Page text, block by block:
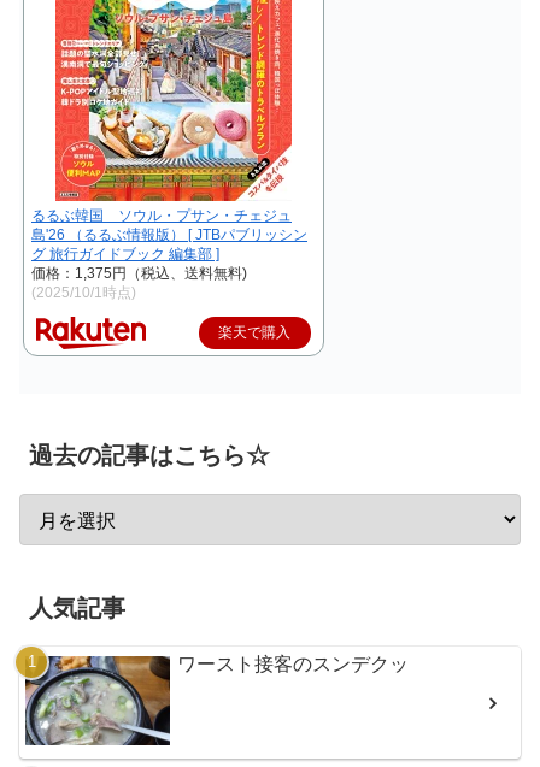
るるぶ韓国 ソウル・プサン・チェジュ
島'26 （るるぶ情報版） [ JTBパブリッシン
グ 旅行ガイドブック 編集部 ]
価格：1,375円（税込、送料無料)
(2025/10/1時点)
楽天で購入
過去の記事はこちら☆
人気記事
ワースト接客のスンデクッ